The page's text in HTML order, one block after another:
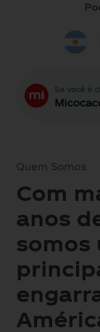
Se você é
Quem Somos
Com
anos
somos